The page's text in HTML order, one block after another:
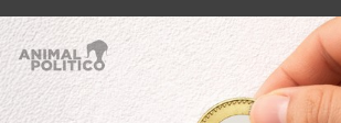
Compartir